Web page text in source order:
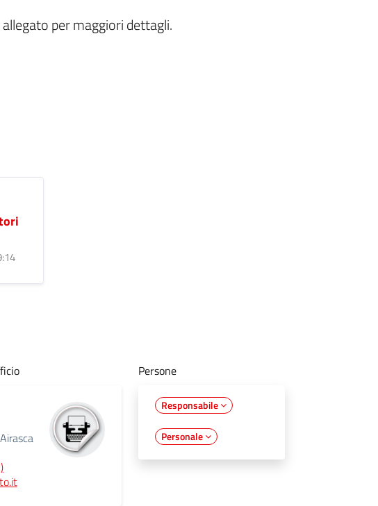
per maggiori dettagli.
Persone
Responsabile
Personale